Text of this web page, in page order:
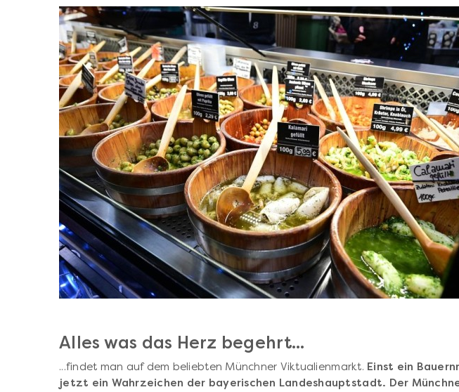
Alles was das Herz begehrt...
...findet man auf dem beliebten Münchner Viktualienmarkt. Einst ein
jetzt ein Wahrzeichen der bayerischen Landeshauptstadt. Der